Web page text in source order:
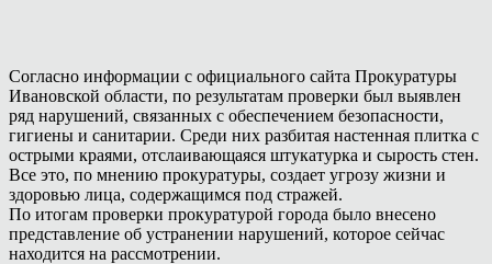
Согласно информации с официального сайта Прокуратуры
Ивановской области, по результатам проверки был выявлен
ряд нарушений, связанных с обеспечением безопасности,
гигиены и санитарии. Среди них разбитая настенная плитка с
острыми краями, отслаивающаяся штукатурка и сырость стен.
Все это, по мнению прокуратуры, создает угрозу жизни и
здоровью лица, содержащимся под стражей.
По итогам проверки прокуратурой города было внесено
представление об устранении нарушений, которое сейчас
находится на рассмотрении.